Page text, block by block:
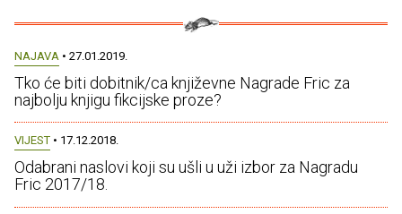
NAJAVA • 27.01.2019.
Tko će biti dobitnik/ca književne Nagrade Fric za
najbolju knjigu fikcijske proze?
VIJEST • 17.12.2018.
Odabrani naslovi koji su ušli u uži izbor za Nagradu
Fric 2017/18.